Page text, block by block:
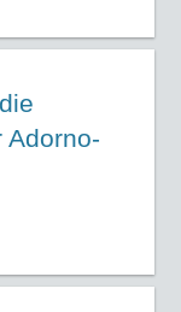
Adorno-